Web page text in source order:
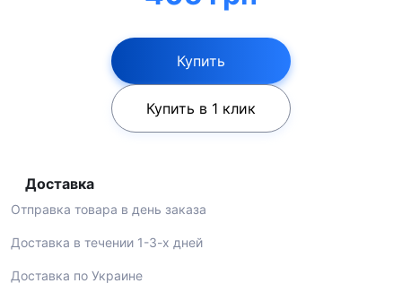
Купить
Купить в 1 клик
Доставка
Отправка товара в день заказа
Доставка в течении 1-3-х дней
Доставка по Украине